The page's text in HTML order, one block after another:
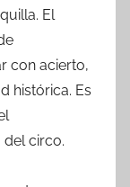
El
con acierto,
histórica. Es
del circo.